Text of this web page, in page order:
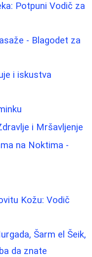
Potpuni Vodič za
- Blagodet za
i iskustva
i Mršavljenje
na Noktima -
Kožu: Vodič
Šarm el Šeik,
da znate